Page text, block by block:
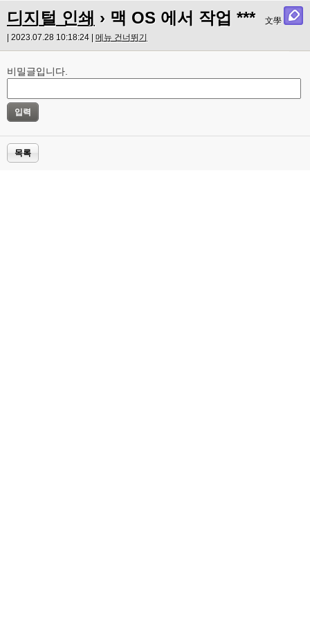
디지털 인쇄 › 맥 OS 에서 작업 ***
文學
| 2023.07.28 10:18:24 | 메뉴 건너뛰기
비밀글입니다.
목록